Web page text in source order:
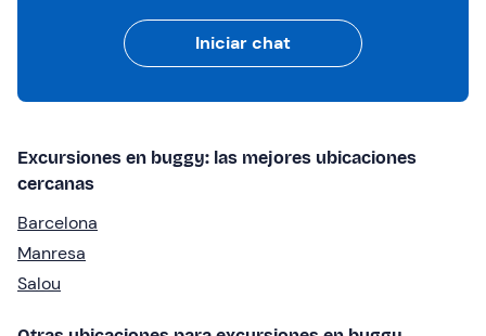
Iniciar chat
Excursiones en buggy: las mejores ubicaciones
cercanas
Barcelona
Manresa
Salou